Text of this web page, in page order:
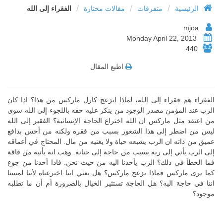
الرئيسية / متفرقات / مقالات مختارة / الفقراء إلى الله
440
اطبع المقال
الفقراء هم فقراء إلى الله، لماذا انزعج كارل ماركس من هذا؟ اذا كان
الرب عند المؤمن مصدر الوجود من ينكر عليه حقه باللجوء إلى الله سوى
من اعتقد مثل ماركس ان الله اختراع الحاجة الإنسانية؟ الفقير إلى الله
ليس من اضطر إلى هذا الشعور بسبب من فقره ولكنه من أحس بدافع
عميق من ذاته ان الرب يشبعه حياة ولا يغنيه من مال. المحتاج في أعماقه
إلى الرب يأتي إلى ربه بسبب من حاجة إلى حنانه. وهب انه يأتيه من فاقة
فما الخطأ في ذلك؟ الرب يأخذنا اليه من حيث نحن. فاذا أخذنا من جوع
كما يرى ماركس فماذا يزعج ماركس؟ هل يعني اننا اخترعناه لأننا لمسنا
اننا في حاجة اليه؟ هل الحاجة تستثير الخيال بالضرورة أم أن ما تطلبه
موجود؟